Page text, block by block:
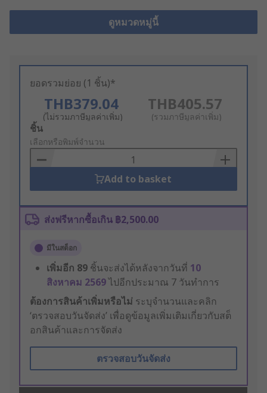
ดูหมวดหมู่นี้
ยอดรวมย่อย (1 ชิ้น)*
THB379.04
(ไม่รวมภาษีมูลค่าเพิ่ม)
THB405.57
(รวมภาษีมูลค่าเพิ่ม)
Add
to
Basket
ชิ้น
เลือกหรือพิมพ์จำนวน
Add to basket
ส่งฟรีหากซื้อเกิน ฿2,500.00
มีในสต็อก
เพิ่มอีก 89 ชิ้นจะส่งได้หลังจากวันที่ 10
สิงหาคม 2569ไปอีกประมาณ 7 วันทำการ
ต้องการสินค้าเพิ่มหรือไม่ ระบุจำนวนและคลิก
‘ตรวจสอบวันจัดส่ง’ เพื่อดูข้อมูลเพิ่มเติมเกี่ยวกับสต็
อกสินค้าและการจัดส่ง
ตรวจสอบวันจัดส่ง